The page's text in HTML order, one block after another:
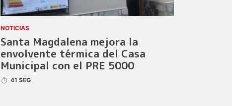
NOTICIAS
Santa Magdalena mejora la
envolvente térmica del Casa
Municipal con el PRE 5000
41 SEG